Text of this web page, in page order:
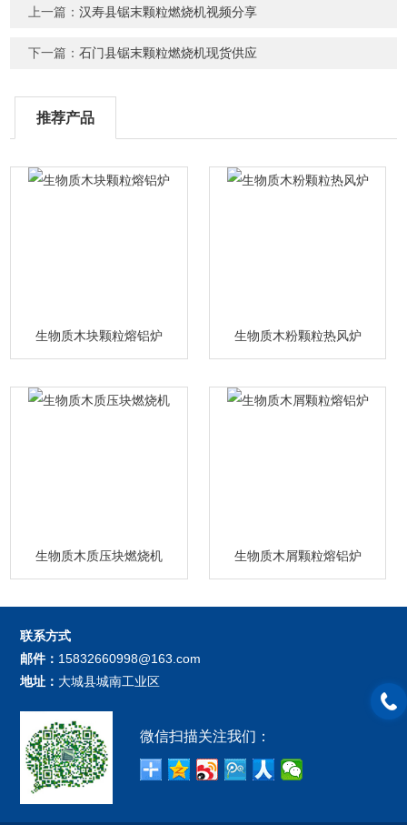
上一篇：汉寿县锯末颗粒燃烧机视频分享
下一篇：石门县锯末颗粒燃烧机现货供应
推荐产品
生物质木块颗粒熔铝炉 生物质木粉颗粒热风炉
生物质木质压块燃烧机 生物质木屑颗粒熔铝炉
联系方式
邮件： 15832660998@163.com
地址： 大城县城南工业区
微信扫描关注我们：